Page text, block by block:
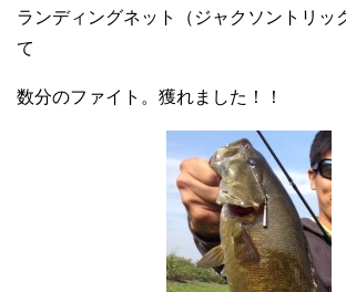
ランディングネット（ジャクソントリッ
て
数分のファイト。獲れました！！